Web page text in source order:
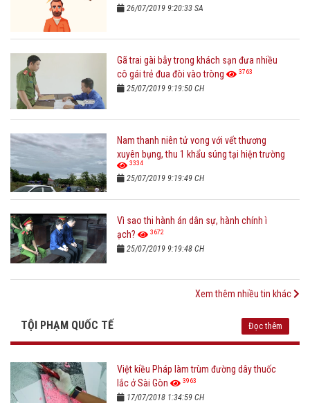
26/07/2019 9:20:33 SA
Gã trai gài bẫy trong khách sạn đưa nhiều
cô gái trẻ đua đòi vào tròng
3763
25/07/2019 9:19:50 CH
Nam thanh niên tử vong với vết thương
xuyên bụng, thu 1 khẩu súng tại hiện trường
3334
25/07/2019 9:19:49 CH
Vì sao thi hành án dân sự, hành chính ì
ạch?
3672
25/07/2019 9:19:48 CH
Xem thêm nhiều tin khác
TỘI PHẠM QUỐC TẾ Đọc thêm
Việt kiều Pháp làm trùm đường dây thuốc
lắc ở Sài Gòn
3963
17/07/2018 1:34:59 CH